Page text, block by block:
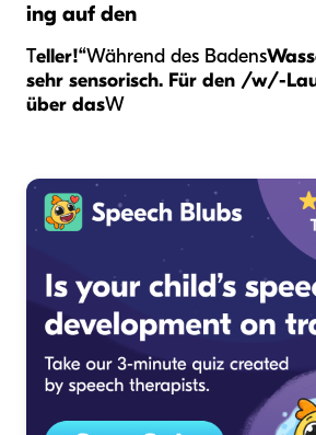
ing auf den
Teller!“Während des Badens
sehr sensorisch. Für den /w/-
über dasW